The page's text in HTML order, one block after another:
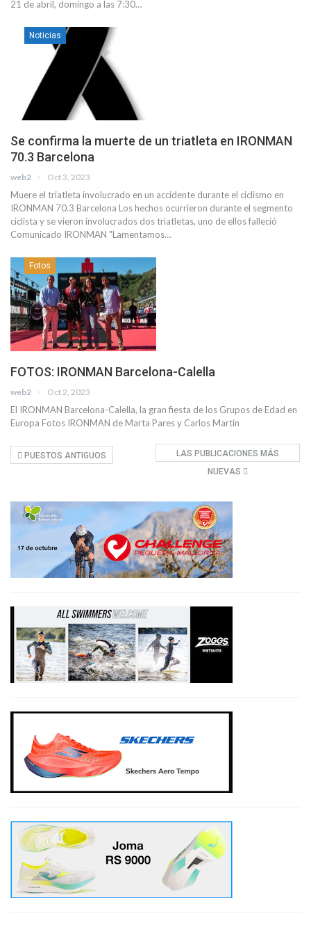
21 de abril, domingo a las 7:30…
Noticias
Se confirma la muerte de un triatleta en IRONMAN
70.3 Barcelona
web2 Oct 3, 2023
Muere el triatleta involucrado en un accidente durante el ciclismo en
IRONMAN 70.3 Barcelona Los hechos ocurrieron durante el segmento
ciclista y se vieron involucrados dos triatletas, uno de ellos falleció
Comunicado IRONMAN "Lamentamos…
Fotos
FOTOS: IRONMAN Barcelona-Calella
web2 Oct 2, 2023
El IRONMAN Barcelona-Calella, la gran fiesta de los Grupos de Edad en
Europa Fotos IRONMAN de Marta Pares y Carlos Martín
PUESTOS ANTIGUOS
LAS PUBLICACIONES MÁS
NUEVAS